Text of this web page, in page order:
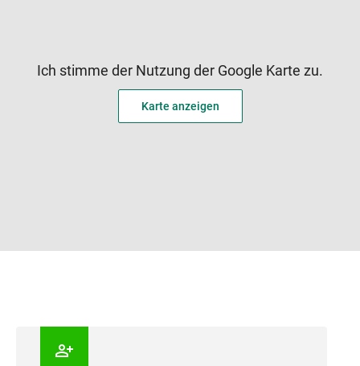
Ich stimme der Nutzung der Google Karte zu.
Karte anzeigen